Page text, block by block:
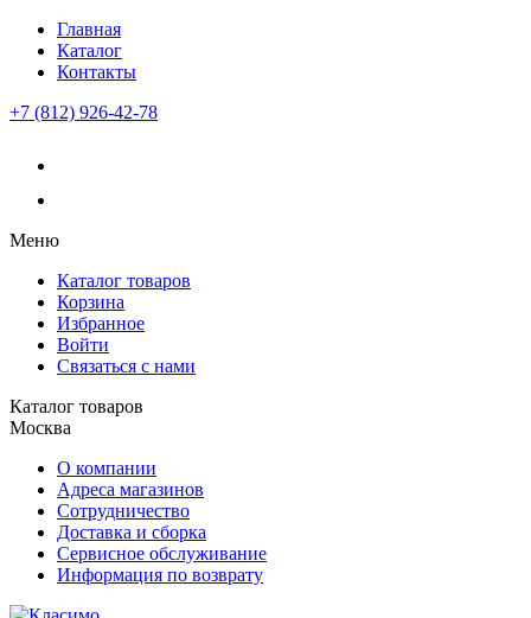
Главная
Каталог
Контакты
+7 (812) 926-42-78
Меню
Каталог товаров
Корзина
Избранное
Войти
Связаться с нами
Каталог товаров
Москва
О компании
Адреса магазинов
Сотрудничество
Доставка и сборка
Сервисное обслуживание
Информация по возврату